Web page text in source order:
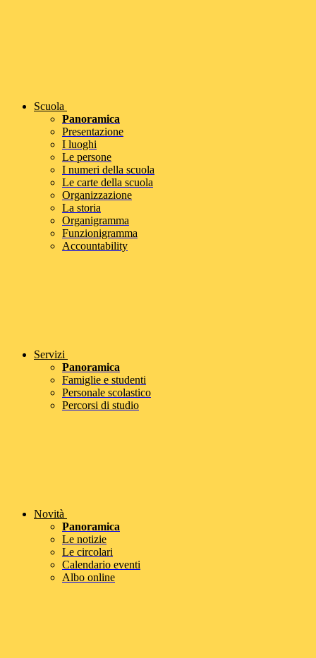
Scuola
Panoramica
Presentazione
I luoghi
Le persone
I numeri della scuola
Le carte della scuola
Organizzazione
La storia
Organigramma
Funzionigramma
Accountability
Servizi
Panoramica
Famiglie e studenti
Personale scolastico
Percorsi di studio
Novità
Panoramica
Le notizie
Le circolari
Calendario eventi
Albo online